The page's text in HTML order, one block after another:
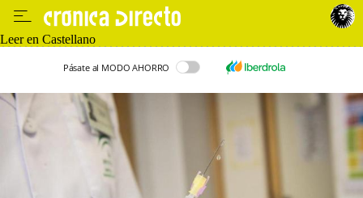
Leer en Castellano
Pásate al MODO AHORRO